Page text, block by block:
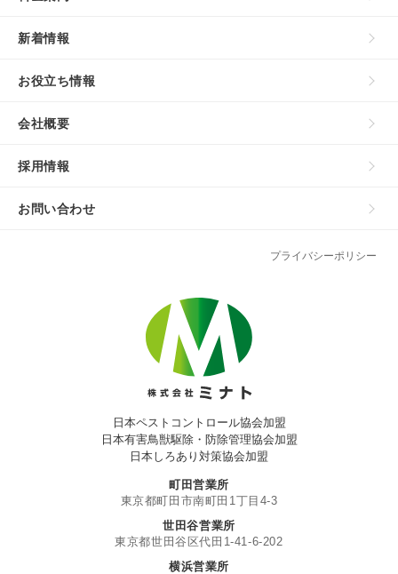
日本ペストコントロール協会加盟
日本有害鳥獣駆除・防除管理協会加盟
日本しろあり対策協会加盟
新着情報
お役立ち情報
会社概要
採用情報
お問い合わせ
プライバシーポリシー
町田営業所
東京都町田市南町田1丁目4-3
世田谷営業所
東京都世田谷区代田1-41-6-202
横浜営業所